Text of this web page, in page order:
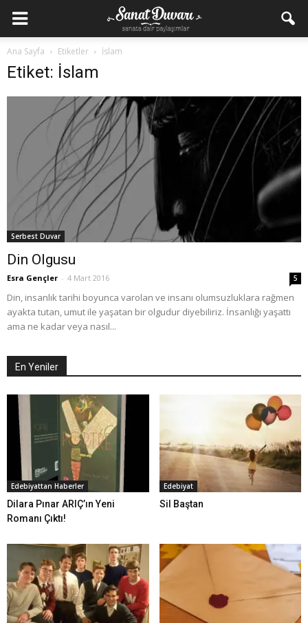
Ana Sayfa Etiketler İslam
Etiket: İslam
Serbest Duvar
Din Olgusu
Esra Gençler - 4 Mart 2016 5
Din, insanlık tarihi boyunca varolan ve insanı olumsuzluklara rağmen
ayakta tutan, umut ile yaşatan bir olgudur diyebiliriz. İnsanlığı yaşattı
ama ne kadar veya nasıl...
En Yeniler
Edebiyattan Haberler
Dilara Pınar ARIÇ’ın Yeni
Romanı Çıktı!
Edebiyat
Sil Baştan